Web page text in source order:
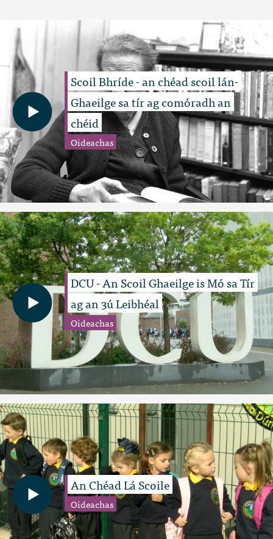
Scoil Bhríde - an chéad scoil lán-
Ghaeilge sa tír ag comóradh an
chéid
Oideachas
DCU - An Scoil Ghaeilge is Mó sa Tír
ag an 3ú Leibhéal
Oideachas
An Chéad Lá Scoile
Oideachas